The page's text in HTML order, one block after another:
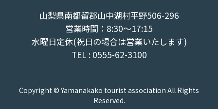
山梨県南都留郡山中湖村平野506-296
営業時間：8:30～17:15
水曜日定休(祝日の場合は営業いたします)
TEL : 0555-62-3100
Copyright © Yamanakako tourist association All Rights
Reserved.